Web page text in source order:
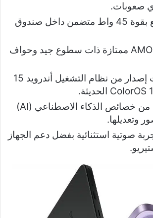
صعوبات.
شاحن سريع بقوة 45 واط متضمن داخل صندوق
شاشة AMOLED ممتازة ذات سطوع جيد وحواف
يعمل بأحدث إصدار من نظام التشغيل أندرويد 15
يدعم العديد من خصائص الذكاء الاصطناعي (AI)
وتعديلها.
صوتية استثنائية بفضل دعم الجهاز